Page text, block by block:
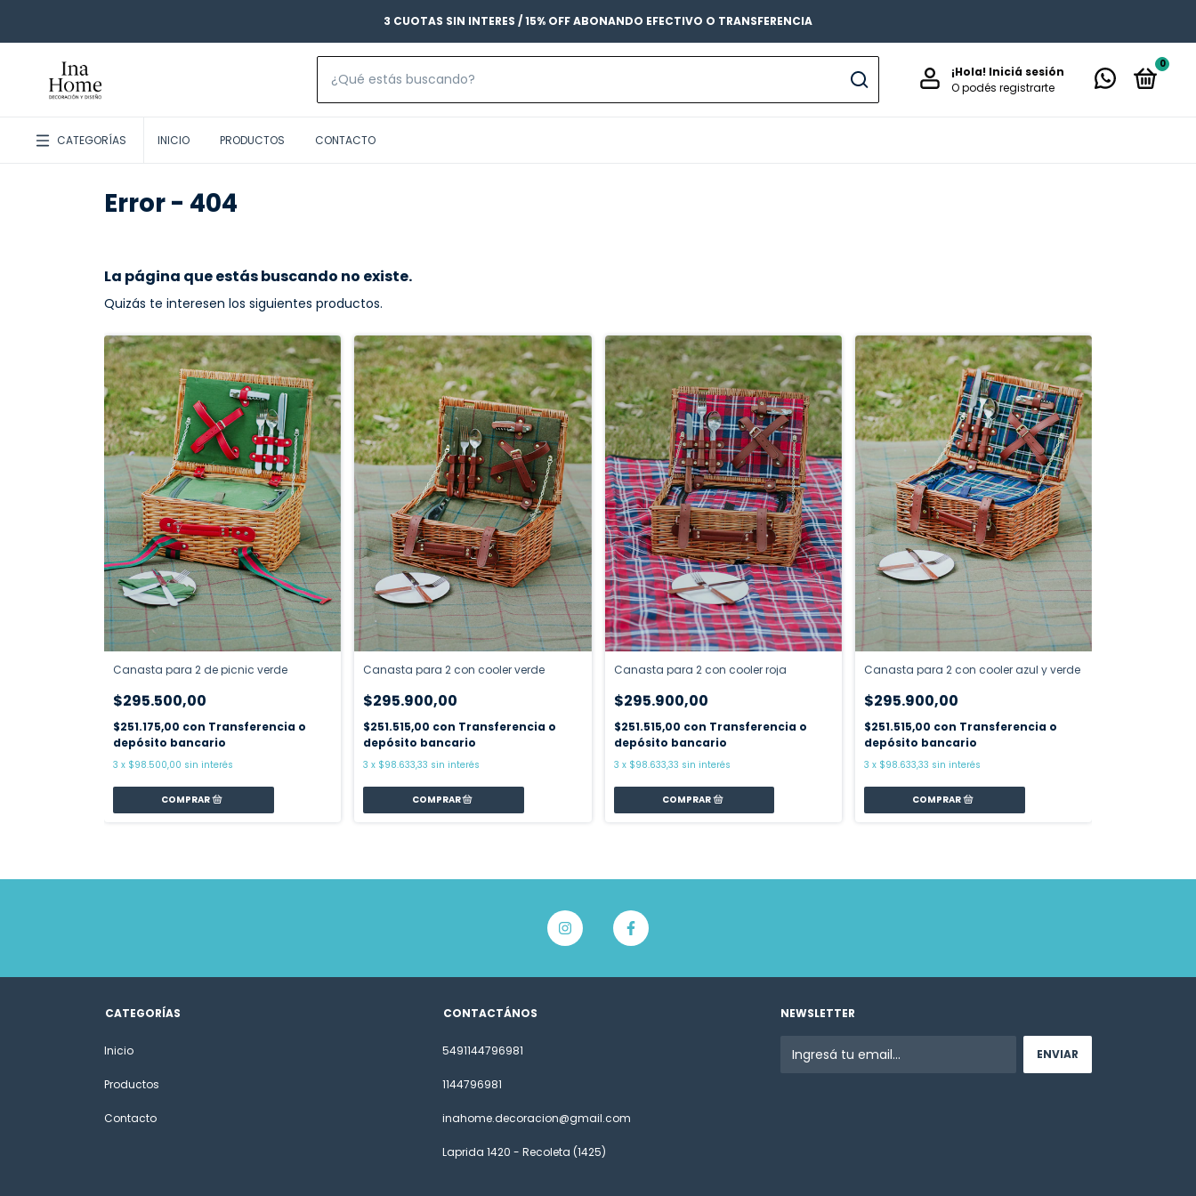
3 CUOTAS SIN INTERES / 15% OFF ABONANDO EFECTIVO O TRANSFERENCIA
¡Hola! Iniciá sesión
O podés registrarte
0
CATEGORÍAS INICIO PRODUCTOS CONTACTO
Error - 404
La página que estás buscando no existe.
Quizás te interesen los siguientes productos.
Canasta para 2 de picnic verde
$295.500,00
$251.175,00 con Transferencia o
depósito bancario
3 x $98.500,00 sin interés
Canasta para 2 con cooler verde
$295.900,00
$251.515,00 con Transferencia o
depósito bancario
3 x $98.633,33 sin interés
Canasta para 2 con cooler roja
$295.900,00
$251.515,00 con Transferencia o
depósito bancario
3 x $98.633,33 sin interés
Canasta para 2 con cooler azul y verde
$295.900,00
$251.515,00 con Transferencia o
depósito bancario
3 x $98.633,33 sin interés
CATEGORÍAS
Inicio
Productos
Contacto
CONTACTÁNOS
5491144796981
1144796981
inahome.decoracion@gmail.com
Laprida 1420 - Recoleta (1425)
NEWSLETTER